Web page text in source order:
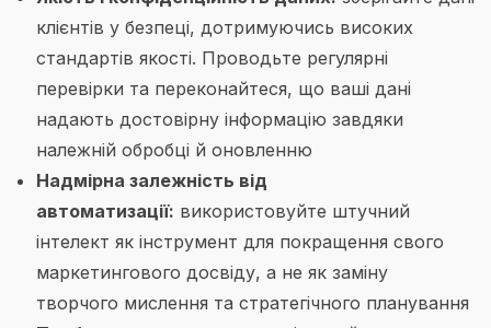
клієнтів у безпеці, дотримуючись високих
стандартів якості. Проводьте регулярні
перевірки та переконайтеся, що ваші дані
надають достовірну інформацію завдяки
належній обробці й оновленню
Надмірна залежність від
автоматизації: використовуйте штучний
інтелект як інструмент для покращення свого
маркетингового досвіду, а не як заміну
творчого мислення та стратегічного планування